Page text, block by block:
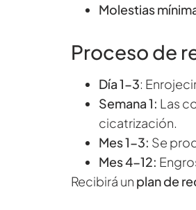
Molestias
Proceso de
Día 1-3:
Semana 1: Las
cicatrización.
Mes 1-3: Se
Mes 4-12:
Recibirá un plan de